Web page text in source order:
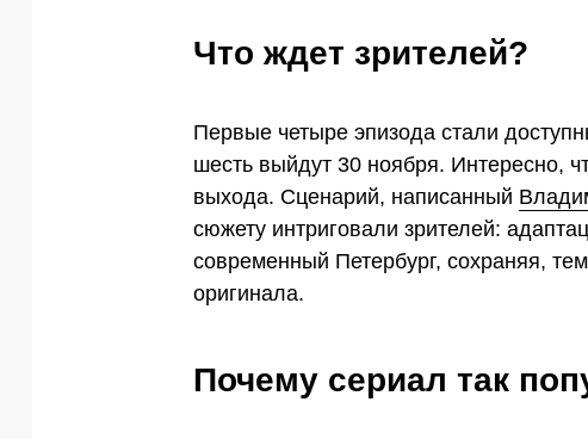
Что ждет зрителей?
Первые четыре эпизода стали
шесть выйдут 30 ноября. Интересно,
выхода. Сценарий, написанный
сюжету интриговали зрителей:
современный Петербург, сохраняя,
оригинала.
Почему сериал так